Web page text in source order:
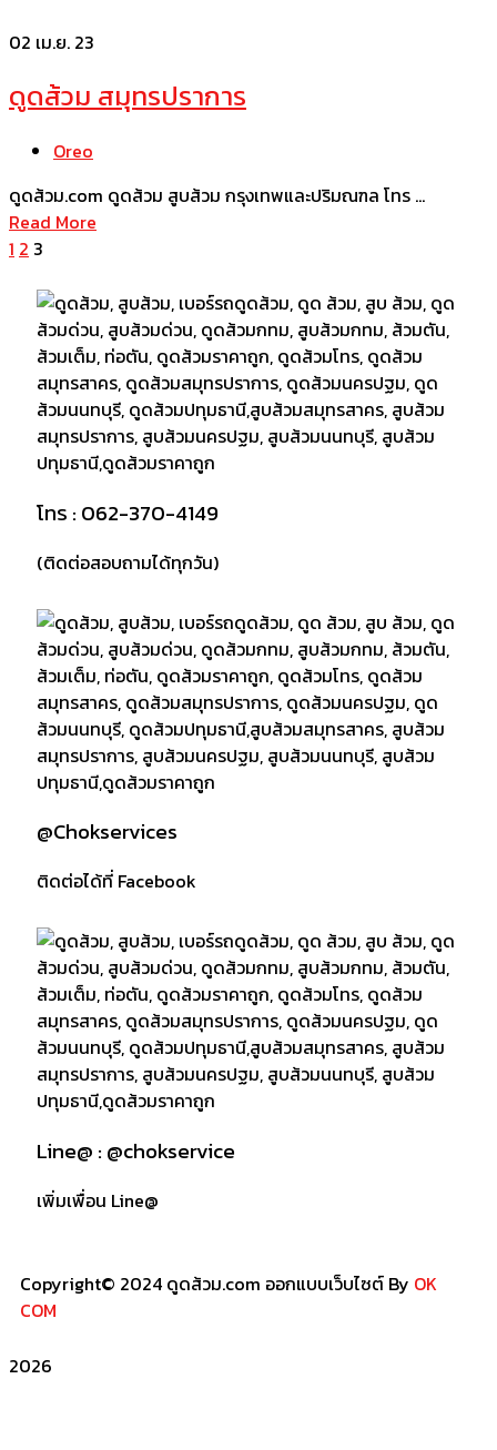
02 เม.ย. 23
ดูดส้วม สมุทรปราการ
Oreo
ดูดส้วม.com ดูดส้วม สูบส้วม กรุงเทพและปริมณฑล โทร …
Read More
1 2 3
โทร : 062-370-4149
(ติดต่อสอบถามได้ทุกวัน)
@Chokservices
ติดต่อได้ที่ Facebook
Line@ : @chokservice
เพิ่มเพื่อน Line@
Copyright© 2024 ดูดส้วม.com ออกแบบเว็บไซต์ By OK
COM
2026